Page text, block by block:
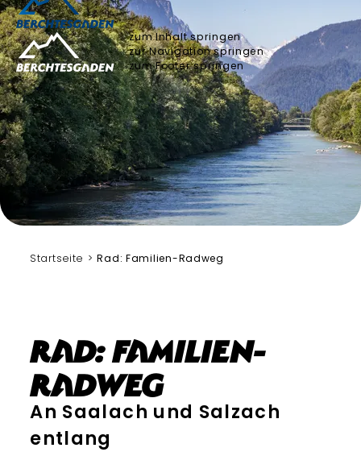
zum Inhalt springen
zur Navigation springen
zum Footer springen
Startseite Rad: Familien-Radweg
Rad: Familien-
Radweg
An Saalach und Salzach
entlang